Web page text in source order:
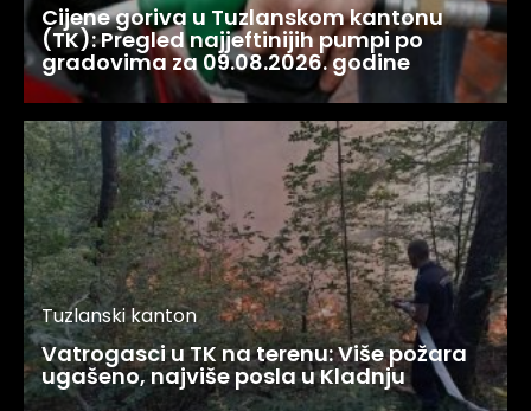
Cijene goriva u Tuzlanskom kantonu
(TK): Pregled najjeftinijih pumpi po
gradovima za 09.08.2026. godine
Tuzlanski kanton
Vatrogasci u TK na terenu: Više požara
ugašeno, najviše posla u Kladnju